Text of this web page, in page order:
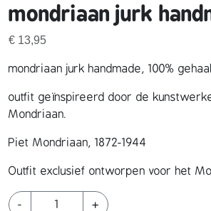
mondriaan jurk
€ 13,95
mondriaan jurk handmade, 100%
outfit geïnspireerd door de
Mondriaan.
Piet Mondriaan, 1872-1944
Outfit exclusief ontworpen voor het
-
m
+